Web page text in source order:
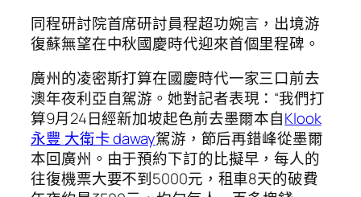
同程研討院首席研討員程超功婉言，出境游
復蘇無望在中秋國慶時代迎來首個里程碑。
廣州的凌密斯打算在國慶時代一家三口前去
澳年夜利亞自駕游。她對記者表現：“我們打
算9月24日經新加坡起色前去墨爾本自Klook
永豐 大衛卡 daway駕游，節后再錯峰從墨爾
本回廣州。由于預約下訂的比擬早，每人的
往復機票大要不到5000元，租車8天的破費